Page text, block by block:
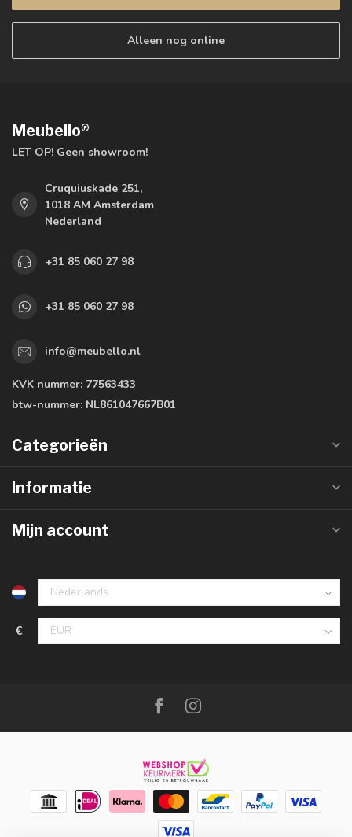
Alleen nog online
Meubello®
LET OP! Geen showroom!
Cruquiuskade 251,
1018 AM Amsterdam
Nederland
+31 85 060 27 98
+31 85 060 27 98
info@meubello.nl
KVK nummer: 77563433
btw-nummer: NL861047667B01
Categorieën
Informatie
Mijn account
€